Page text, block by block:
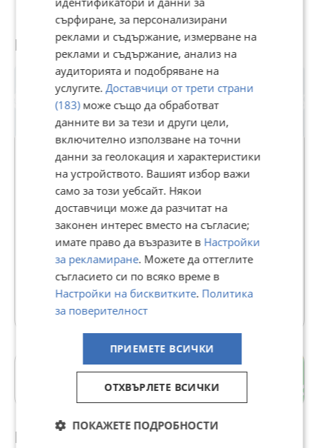
Отлична локация в близост са Южен парк, метростанция
Витоша, мол Парадайз и множество заведения за
хранене.
Цената без ДДС.
Реф. 7844
Потребител
БЪЛГАРИЯ СОТБИС
ИНТЕРНЕШЪНЪЛ РИЪЛТИ
В Bazar.BG от 11 септември 2013г.
Последно активен днес в 13:21 ч.
481 Обяви
Още оферти на https://bulgariasir.imot.bg
Кръстова вада
Препоръчани за теб
сърфиране, за персонализирани
реклами и съдържание, измерване на
реклами и съдържание, анализ на
аудиторията и подобряване на
услугите. Доставчици от трети страни
(183)може също да обработват
данните ви за тези и други цели,
включително използване на точни
данни за геолокация и характеристики
на устройството. Вашият избор важи
само за този уебсайт. Някои
доставчици може да разчитат на
законен интерес вместо на съгласие;
имате право да възразите в Настройки
за рекламиране. Можете да оттеглите
съгласието си по всяко време в
Настройки на бисквитките. Политика
за поверителност
ПРИЕМЕТЕ ВСИЧКИ
ОТХВЪРЛЕТЕ ВСИЧКИ
ПОКАЖЕТЕ ПОДРОБНОСТИ